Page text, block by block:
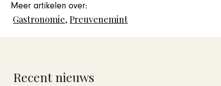
Meer artikelen over:
Gastronomie,Preuvenemint
Recent nieuws